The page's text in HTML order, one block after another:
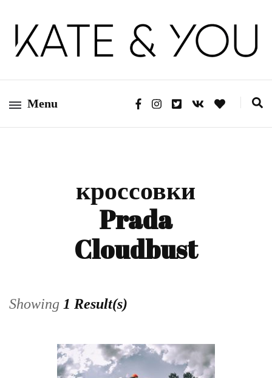
Kate&You
Menu
кроссовки
Prada
Cloudbust
Showing 1 Result(s)